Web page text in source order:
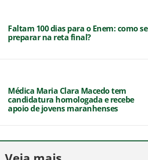
Faltam 100 dias para o Enem: como se
preparar na reta final?
Médica Maria Clara Macedo tem
candidatura homologada e recebe
apoio de jovens maranhenses